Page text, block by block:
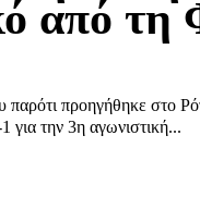
από τη
προηγήθηκε στο
για την 3η αγωνιστική...